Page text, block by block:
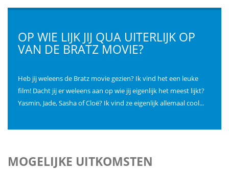
OP WIE LIJK JIJ QUA UITERLIJK OP
VAN DE BRATZ MOVIE?
Heb jij weleens de Bratz movie gezien? Ik vind het een leuke
film! Dacht jij er weleens aan op wie jij eigenlijk het meest lijkt?
Yasmin, Jade, Sasha of Cloë? Ik vind ze eigenlijk allemaal cool...
MOGELIJKE UITKOMSTEN